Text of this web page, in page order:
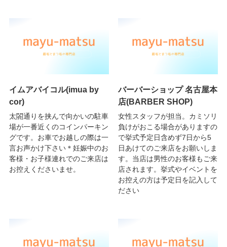
イムアバイコル(imua by
cor)
太閤通りを挟んで向かいの駐車
場が一番近くのコインパーキン
グです。お車でお越しの際は一
言お声かけ下さい＊妊娠中のお
客様・お子様連れでのご来店は
お控えくださいませ。
バーバーショップ 名古屋本
店(BARBER SHOP)
女性スタッフが担当。カミソリ
負けがおこる場合がありますの
で挙式予定日含めず7日から5
日あけてのご来店をお願いしま
す。当店は男性のお客様もご来
店されます。挙式やイベントを
お控えの方は予定日を記入して
ださい